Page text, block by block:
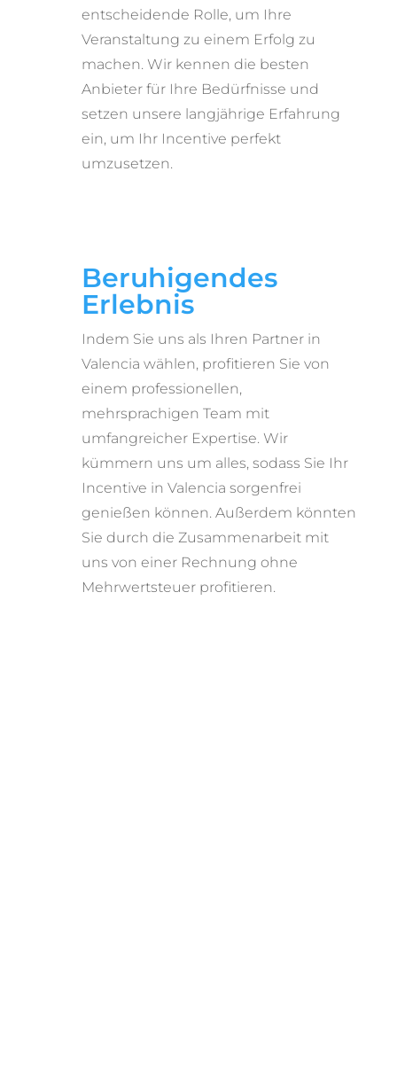
entscheidende Rolle, um Ihre
Veranstaltung zu einem Erfolg zu
machen. Wir kennen die besten
Anbieter für Ihre Bedürfnisse und
setzen unsere langjährige Erfahrung
ein, um Ihr Incentive perfekt
umzusetzen.
Beruhigendes
Erlebnis
Indem Sie uns als Ihren Partner in
Valencia wählen, profitieren Sie von
einem professionellen,
mehrsprachigen Team mit
umfangreicher Expertise. Wir
kümmern uns um alles, sodass Sie Ihr
Incentive in Valencia sorgenfrei
genießen können. Außerdem könnten
Sie durch die Zusammenarbeit mit
uns von einer Rechnung ohne
Mehrwertsteuer profitieren.